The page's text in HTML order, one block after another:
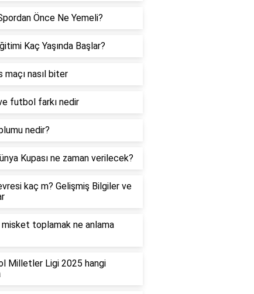
Önce Ne Yemeli?
Kaç Yaşında Başlar?
maçı nasıl biter
futbol farkı nedir
nedir?
Kupası ne zaman verilecek?
kaç m? Gelişmiş Bilgiler ve
misket toplamak ne anlama
Milletler Ligi 2025 hangi